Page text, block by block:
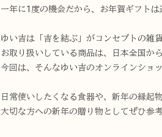
一年に1度の機会だから、お年賀ギフトは
ゆい吉は「吉を結ぶ」がコンセプトの雑貨
お取り扱いしている商品は、日本全国か
今回は、そんなゆい吉のオンラインショ
日常使いしたくなる食器や、新年の縁起
大切な方への新年の贈り物としてぜひ参